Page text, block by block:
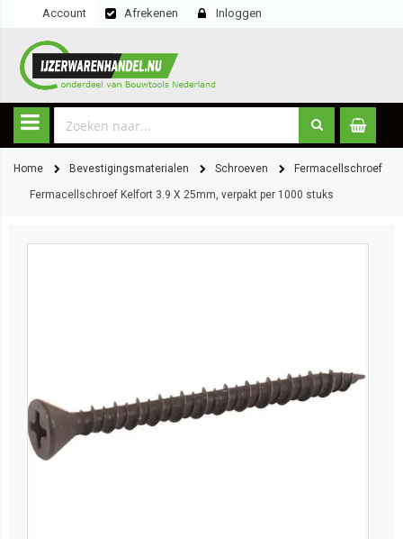
Account Afrekenen Inloggen
Home Bevestigingsmaterialen Schroeven Fermacellschroef
Fermacellschroef Kelfort 3.9 X 25mm, verpakt per 1000 stuks